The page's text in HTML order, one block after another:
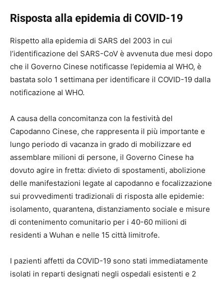
Risposta alla epidemia di COVID-19
Rispetto alla epidemia di SARS del 2003 in cui
l’identificazione del SARS-CoV è avvenuta due mesi dopo
che il Governo Cinese notificasse l’epidemia al WHO, è
bastata solo 1 settimana per identificare il COVID-19 dalla
notificazione al WHO.
A causa della concomitanza con la festività del
Capodanno Cinese, che rappresenta il più importante e
lungo periodo di vacanza in grado di mobilizzare ed
assemblare milioni di persone, il Governo Cinese ha
dovuto agire in fretta: divieto di spostamenti, abolizione
delle manifestazioni legate al capodanno e focalizzazione
sui provvedimenti tradizionali di risposta alle epidemie:
isolamento, quarantena, distanziamento sociale e misure
di contenimento comunitario per i 40-60 milioni di
residenti a Wuhan e nelle 15 città limitrofe.
I pazienti affetti da COVID-19 sono stati immediatamente
isolati in reparti designati negli ospedali esistenti e 2